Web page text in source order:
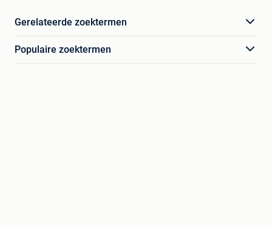
Gerelateerde zoektermen
Populaire zoektermen